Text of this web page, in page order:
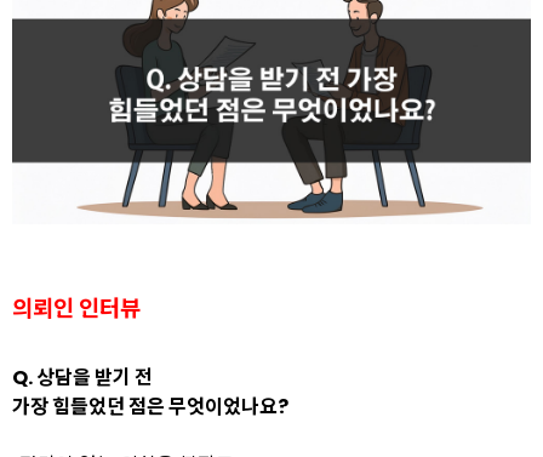
의뢰인 인터뷰
Q. 상담을 받기 전
가장 힘들었던 점은 무엇이었나요?